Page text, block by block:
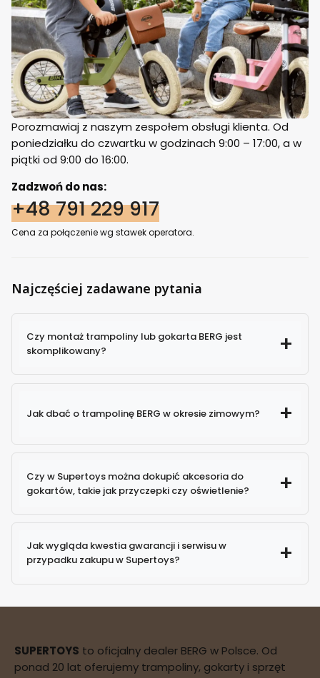
Porozmawiaj z naszym zespołem obsługi klienta. Od
poniedziałku do czwartku w godzinach 9:00 – 17:00, a w
piątki od 9:00 do 16:00.
Zadzwoń do nas:
+48 791 229 917
Cena za połączenie wg stawek operatora.
Najczęściej zadawane pytania
Czy montaż trampoliny lub gokarta BERG jest
skomplikowany?
Jak dbać o trampolinę BERG w okresie zimowym?
Czy w Supertoys można dokupić akcesoria do
gokartów, takie jak przyczepki czy oświetlenie?
Jak wygląda kwestia gwarancji i serwisu w
przypadku zakupu w Supertoys?
SUPERTOYS to oficjalny dealer BERG w Polsce. Od
ponad 20 lat oferujemy trampoliny, gokarty i sprzęt